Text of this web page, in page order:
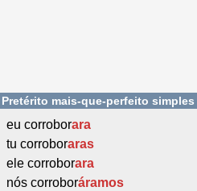
Pretérito mais-que-perfeito
eu corroborara
tu corroboraras
ele corroborara
nós corroboráramos